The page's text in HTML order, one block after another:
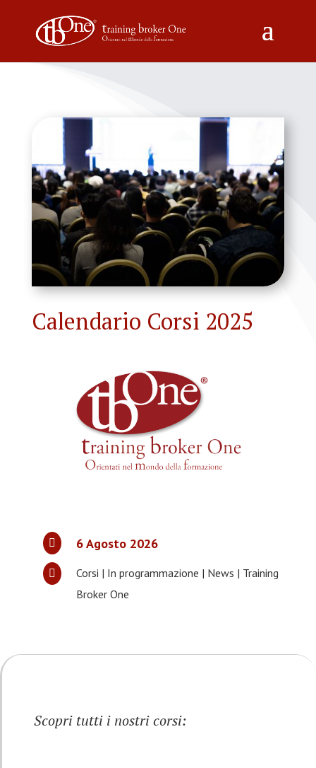
Calendario Corsi 2025
 6 Agosto 2026
 Corsi | In programmazione | News | Training
Broker One
Scopri tutti i nostri corsi: